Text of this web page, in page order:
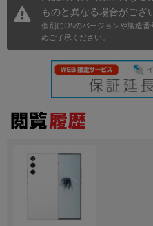
ものと異なる場合がござ
個別にOSのバージョンや製造
めご了承ください。
円 ～
各項目のチェックボックスは「or検索」となります
ただし機能別のみ「and検索」となります。